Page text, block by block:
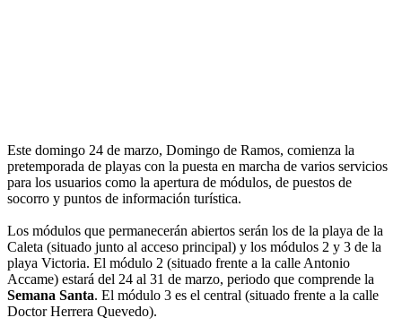
Este domingo 24 de marzo, Domingo de Ramos, comienza la
pretemporada de playas con la puesta en marcha de varios servicios
para los usuarios como la apertura de módulos, de puestos de
socorro y puntos de información turística.
Los módulos que permanecerán abiertos serán los de la playa de la
Caleta (situado junto al acceso principal) y los módulos 2 y 3 de la
playa Victoria. El módulo 2 (situado frente a la calle Antonio
Accame) estará del 24 al 31 de marzo, periodo que comprende la
Semana Santa. El módulo 3 es el central (situado frente a la calle
Doctor Herrera Quevedo).